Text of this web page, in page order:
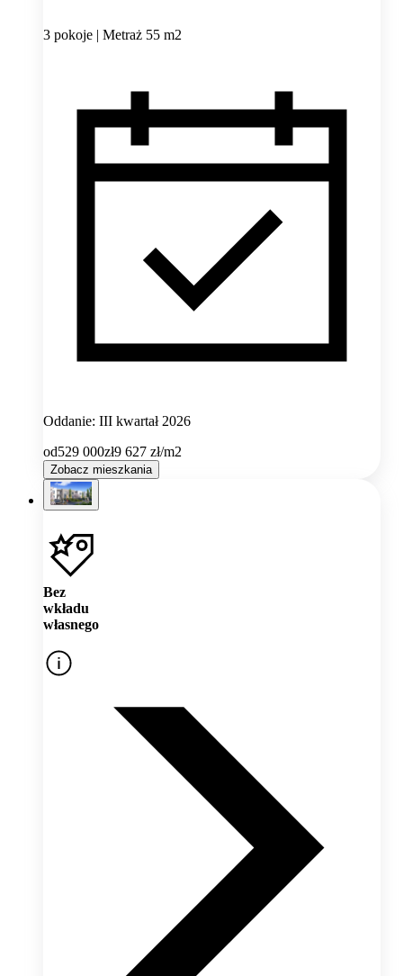
3 pokoje | Metraż 55 m2
Oddanie: III kwartał 2026
od529 000zł9 627 zł/m2
Zobacz mieszkania
Bez
wkładu
własnego